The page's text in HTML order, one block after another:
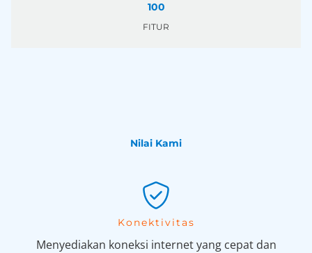
100
FITUR
Nilai Kami
Konektivitas
Menyediakan koneksi internet yang cepat dan